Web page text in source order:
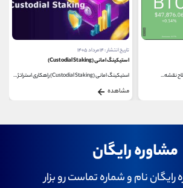
نقشه...
تاریخ انتشار : ۱۴ مرداد ۱۴۰۵
استیکینگ امانی (Custodial Staking)
استیکینگ امانی (Custodial Staking) راهکاری استراتژیک...
مشاهده
مشاوره رایگان
رایگان نام و شماره تماست رو بزار